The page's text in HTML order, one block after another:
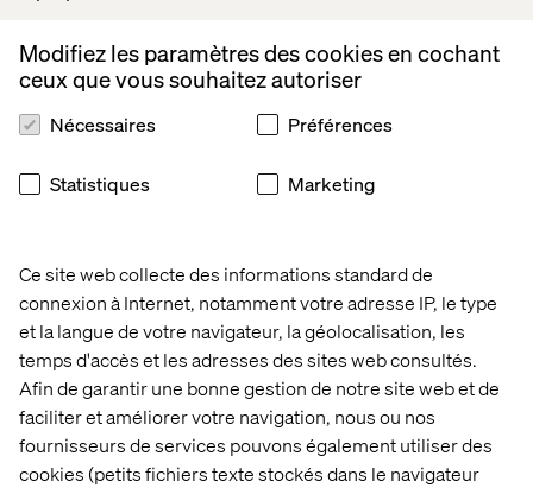
Ce site web collecte des informations standard de
connexion à Internet, notamment votre adresse IP, le type
et la langue de votre navigateur, la géolocalisation, les
temps d'accès et les adresses des sites web consultés.
Afin de garantir une bonne gestion de notre site web et de
faciliter et améliorer votre navigation, nous ou nos
fournisseurs de services pouvons également utiliser des
cookies (petits fichiers texte stockés dans le navigateur
Modifiez les paramètres des cookies en cochant
ceux que vous souhaitez autoriser
Nécessaires Préférences
Statistiques Marketing
Jul 02, 2014
Bilan semestriel du contrat de liquidité au 31
décembre 2013
Jul 02, 2013
PDF
Mise en œuvre d’un contrat de liquidité avec
la société de bourse Aurel BGC
Jun 19, 2013